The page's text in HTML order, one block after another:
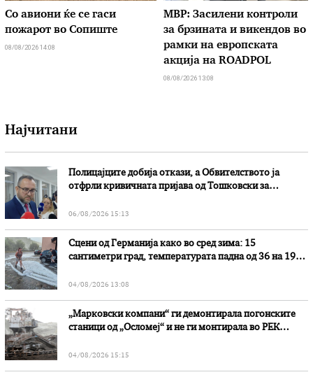
Со авиони ќе се гаси
пожарот во Сопиште
08/08/2026 14:08
МВР: Засилени контроли
за брзината и викендов во
рамки на европската
акција на ROADPOL
08/08/2026 13:08
Најчитани
Полицајците добија откази, а Обвителството ја
отфрли кривичната пријава од Тошковски за
06/08/2026 15:13
Сцени од Германија како во сред зима: 15
сантиметри град, температурата падна од 36 на 19
04/08/2026 13:08
„Марковски компани“ ги демонтирала погонските
станици од „Осломеј“ и не ги монтирала во РЕК
04/08/2026 15:15